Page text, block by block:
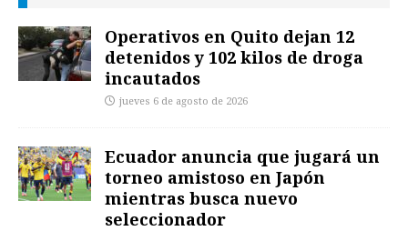
Operativos en Quito dejan 12
detenidos y 102 kilos de droga
incautados
jueves 6 de agosto de 2026
Ecuador anuncia que jugará un
torneo amistoso en Japón
mientras busca nuevo
seleccionador